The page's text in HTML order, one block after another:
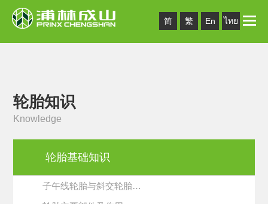
简 繁 En ไทย Toggle
轮胎知识
Knowledge
轮胎基础知识
子午线轮胎与斜交轮胎…